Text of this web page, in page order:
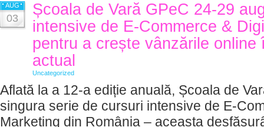
AUG
03
Școala de Vară GPeC 24-29
intensive de E-Commerce &
pentru a crește vânzările online
actual
Uncategorized
Aflată la a 12-a ediție anuală, Școala de
singura serie de cursuri intensive de E-
Marketing din România – aceasta